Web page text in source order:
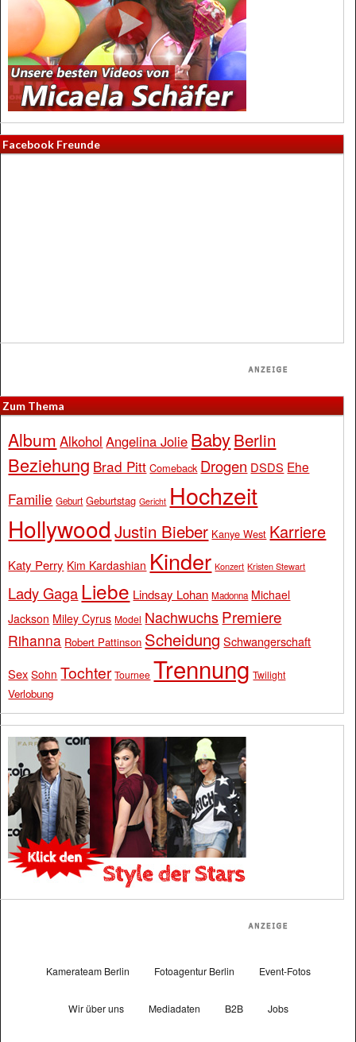
Facebook Freunde
Zum Thema
Album Alkohol Angelina Jolie BabyBerlin
Beziehung Brad Pitt Comeback Drogen DSDS Ehe
Familie Geburt Geburtstag Gericht Hochzeit
Hollywood Justin Bieber Kanye West Karriere
Katy Perry Kim Kardashian Kinder Konzert Kristen Stewart
Lady Gaga Liebe Lindsay Lohan Madonna Michael
Jackson Miley Cyrus Model Nachwuchs Premiere
Rihanna Robert Pattinson Scheidung Schwangerschaft
Sex Sohn Tochter Tournee Trennung Twilight
Verlobung
Kamerateam Berlin Fotoagentur Berlin Event-Fotos
Wir über uns Mediadaten B2B Jobs